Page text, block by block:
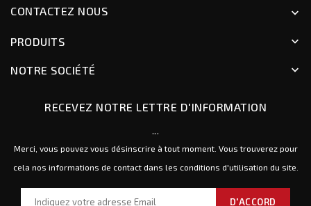
CONTACTEZ NOUS keyboard_arrow_down
PRODUITS keyboard_arrow_down
NOTRE SOCIÉTÉ keyboard_arrow_down
RECEVEZ NOTRE LETTRE D'INFORMATION
...
Merci, vous pouvez vous désinscrire à tout moment. Vous trouverez pour
cela nos informations de contact dans les conditions d'utilisation du site.